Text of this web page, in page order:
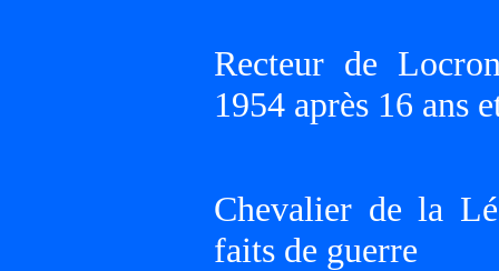
Recteur de
1954 après 16 ans
Chevalier de la
faits de guerre